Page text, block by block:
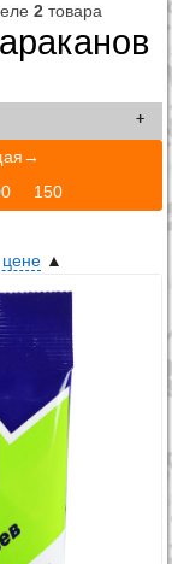
2товара
150
▲